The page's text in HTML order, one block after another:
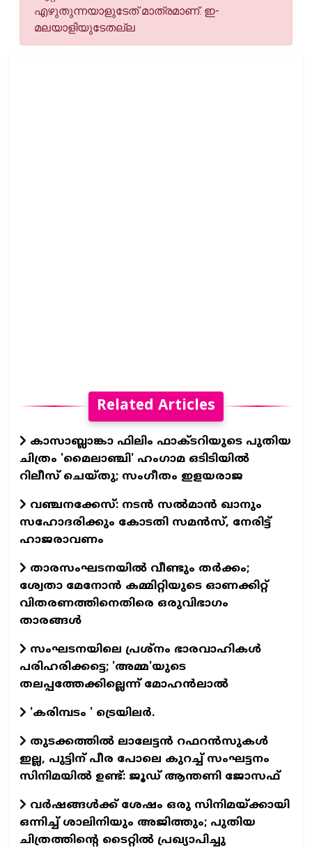
എഴുതുന്നയാളുടേത് മാത്രമാണ്. ഇ-
മലയാളിയുടേതല്ല
Related Articles
കാസാബ്ലാങ്കാ ഫിലിം ഫാക്ടറിയുടെ പുതിയ
ചിത്രം 'മൈലാഞ്ചി' ഹംഗാമ ഒടിടിയില്‍
റിലീസ് ചെയ്തു; സംഗീതം ഇളയരാജ
വഞ്ചനക്കേസ്: നടന്‍ സല്‍മാന്‍ ഖാനും
സഹോദരിക്കും കോടതി സമന്‍സ്, നേരിട്ട്
ഹാജരാവണം
താരസംഘടനയില്‍ വീണ്ടും തര്‍ക്കം;
ശ്വേതാ മേനോന്‍ കമ്മിറ്റിയുടെ ഓണക്കിറ്റ്
വിതരണത്തിനെതിരെ ഒരുവിഭാഗം
താരങ്ങള്‍
സംഘടനയിലെ പ്രശ്നം ഭാരവാഹികൾ
പരിഹരിക്കട്ടെ; 'അമ്മ'യുടെ
തലപ്പത്തേക്കില്ലെന്ന് മോഹൻലാൽ
'കരിമ്പടം ' ട്രെയിലര്‍.
തുടക്കത്തില്‍ ലാലേട്ടന്‍ റഫറന്‍സുകള്‍
ഇല്ല, പുട്ടിന് പീര പോലെ കുറച്ച് സംഘട്ടനം
സിനിമയില്‍ ഉണ്ട്: ജൂഡ് ആന്തണി ജോസഫ്
വര്‍ഷങ്ങള്‍ക്ക് ശേഷം ഒരു സിനിമയ്ക്കായി
ഒന്നിച്ച് ശാലിനിയും അജിത്തും; പുതിയ
ചിത്രത്തിന്റെ ടൈറ്റില്‍ പ്രഖ്യാപിച്ചു